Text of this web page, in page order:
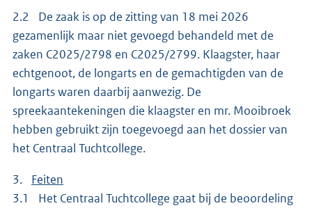
2.2 De zaak is op de zitting van 18 mei 2026
gezamenlijk maar niet gevoegd behandeld met de
zaken C2025/2798 en C2025/2799. Klaagster, haar
echtgenoot, de longarts en de gemachtigden van de
longarts waren daarbij aanwezig. De
spreekaantekeningen die klaagster en mr. Mooibroek
hebben gebruikt zijn toegevoegd aan het dossier van
het Centraal Tuchtcollege.
3. Feiten
3.1 Het Centraal Tuchtcollege gaat bij de beoordeling